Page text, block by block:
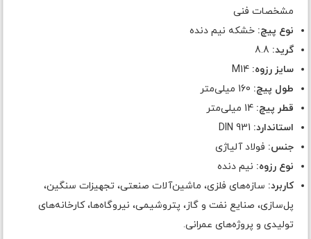
مشخصات فنی
نوع پیچ: خشکه نیم دنده
گرید:
سایز رزوه: M14
طول پیچ:
قطر پیچ: 14 میلی‌متر
استاندارد:
جنس: فولاد آلیاژی
نوع رزوه: نیم دنده
کاربرد: سازه‌های فلزی، ماشین‌آلات صنعتی، تجهیزات سنگین،
پل‌سازی، صنایع نفت و گاز، پتروشیمی، نیروگاه‌ها، کارخانه‌های
تولیدی و پروژه‌های عمرانی.